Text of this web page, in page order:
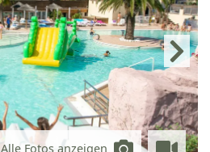
Alle Fotos anzeigen